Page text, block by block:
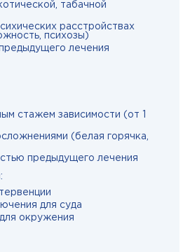
табачной
расстройствах
психозы)
лечения
стажем зависимости (от 1
(белая горячка,
предыдущего лечения
для суда
окружения